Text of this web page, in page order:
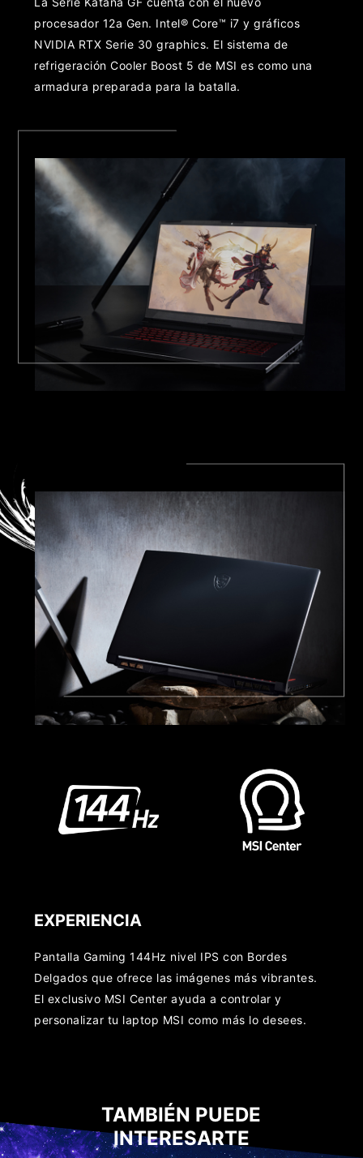
procesador 12a Gen. Intel® Core™ i7 y gráficos
NVIDIA RTX Serie 30 graphics. El sistema de
refrigeración Cooler Boost 5 de MSI es como una
armadura preparada para la batalla.
EXPERIENCIA
Pantalla Gaming 144Hz nivel IPS con Bordes
Delgados que ofrece las imágenes más vibrantes.
El exclusivo MSI Center ayuda a controlar y
personalizar tu laptop MSI como más lo desees.
TAMBIÉN PUEDE
INTERESARTE